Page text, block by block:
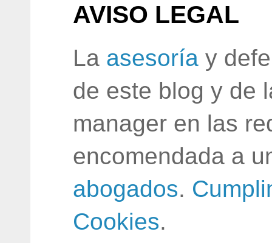
AVISO LEGAL
La asesoría y
de este blog y de
manager en las
encomendada a
abogados.
Cookies.